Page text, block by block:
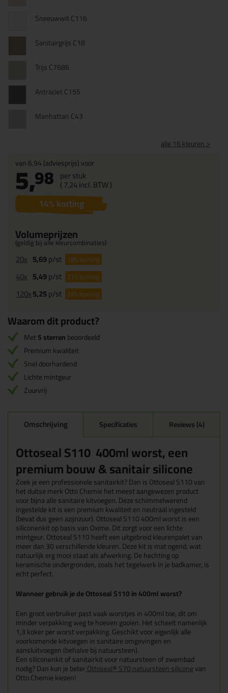
Sneeuwwit C116
Sanitairgrijs C18
Trijs C7686
Antraciet C155
Manhattan C43
alle 16 kleuren >
van6,94(adviesprijs) voor
5,98 per stuk
(7,24incl. BTW )
14% korting
Volumeprijzen
(geldig bij alle kleurcombinaties)
20x 5,69p/st 18%korting
40x 5,49p/st 21%korting
120x5,25p/st 24%korting
Waarom dit product?
Met5 sterrenbeoordeeld
Premium kwaliteit
Snel doorhardend
Lichte mintgeur
Zuurvrij
Omschrijving Specificaties Reviews (4)
Ottoseal S110 400ml worst, een
premium bouw & sanitair silicone
Zoek je een professionele sanitairkit? Dan is Ottoseal S110 van
het duitse merk Otto Chemie het meest aangewezen product
voor bijna alle sanitaire kitvoegen. Deze schimmelwerend
ingestelde kit is een premium kwaliteit en neutraal ingesteld
(bevat dus geen azijnzuur). Ottoseal S110 400ml worst is een
siliconenkit op basis van Oxime. Dit zorgt voor een lichte
mintgeur. Ottoseal S110 heeft een uitgebreid kleurenpalet van
meer dan 30 verschillende kleuren. Deze kit is mat ogend, wat
natuurlijk erg mooi staat als afwerking. De hechting op
keramische ondergronden, zoals het tegelwerk in je badkamer, is
echt perfect.
Wanneer gebruik je de Ottoseal S110 in 400ml worst?
Een groot verbruiker past vaak worstjes in 400ml toe, dit om
minder verpakking weg te hoeven gooien. Het scheelt namenlijk
1,3 koker per worst verpakking. Geschikt voor eigenlijk alle
voorkomende kitvoegen in sanitaire omgevingen en
aansluitvoegen (behalve bij natuursteen).
Een siliconenkit of sanitairkit voor natuursteen of zwembad
nodig? Dan kun je beterOttoseal® S70 natuursteen siliconevan
Otto Chemie kiezen!